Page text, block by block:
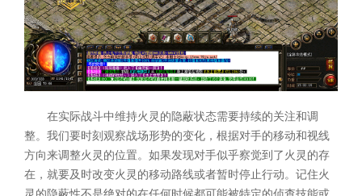
在实际战斗中维持火灵的隐蔽状态需要持续的关注和调
整。我们要时刻观察战场形势的变化，根据对手的移动和视线
方向来调整火灵的位置。如果发现对手似乎察觉到了火灵的存
在，就要及时改变火灵的移动路线或者暂时停止行动。记住火